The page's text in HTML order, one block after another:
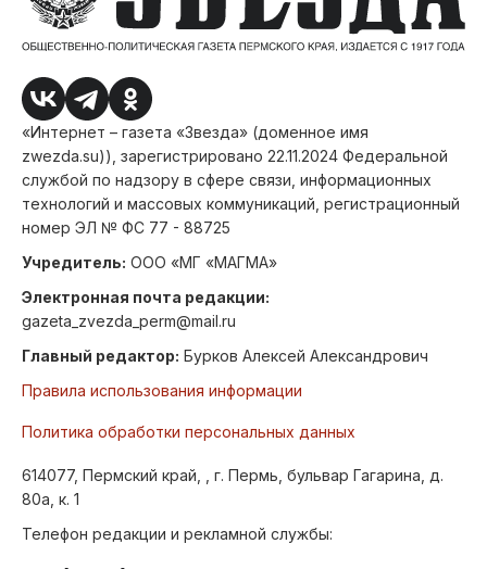
«Интернет – газета «Звезда» (доменное имя
zwezda.su)), зарегистрировано 22.11.2024 Федеральной
службой по надзору в сфере связи, информационных
технологий и массовых коммуникаций, регистрационный
номер ЭЛ № ФС 77 - 88725
Учредитель: ООО «МГ «МАГМА»
Электронная почта редакции:
gazeta_zvezda_perm@mail.ru
Главный редактор: Бурков Алексей Александрович
Правила использования информации
Политика обработки персональных данных
614077, Пермский край, , г. Пермь, бульвар Гагарина, д.
80а, к. 1
Телефон редакции и рекламной службы: